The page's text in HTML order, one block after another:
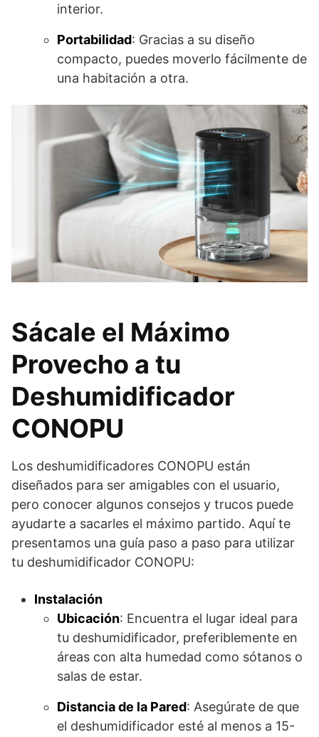
interior.
Portabilidad: Gracias a su diseño
compacto, puedes moverlo fácilmente de
una habitación a otra.
Sácale el Máximo
Provecho a tu
Deshumidificador
CONOPU
Los deshumidificadores CONOPU están
diseñados para ser amigables con el usuario,
pero conocer algunos consejos y trucos puede
ayudarte a sacarles el máximo partido. Aquí te
presentamos una guía paso a paso para utilizar
tu deshumidificador CONOPU:
Instalación
Ubicación: Encuentra el lugar ideal para
tu deshumidificador, preferiblemente en
áreas con alta humedad como sótanos o
salas de estar.
Distancia de la Pared: Asegúrate de que
el deshumidificador esté al menos a 15-